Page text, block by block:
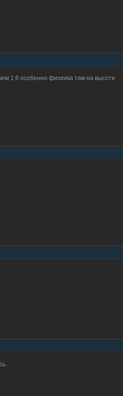
1.6 особенно физиика там на высоте